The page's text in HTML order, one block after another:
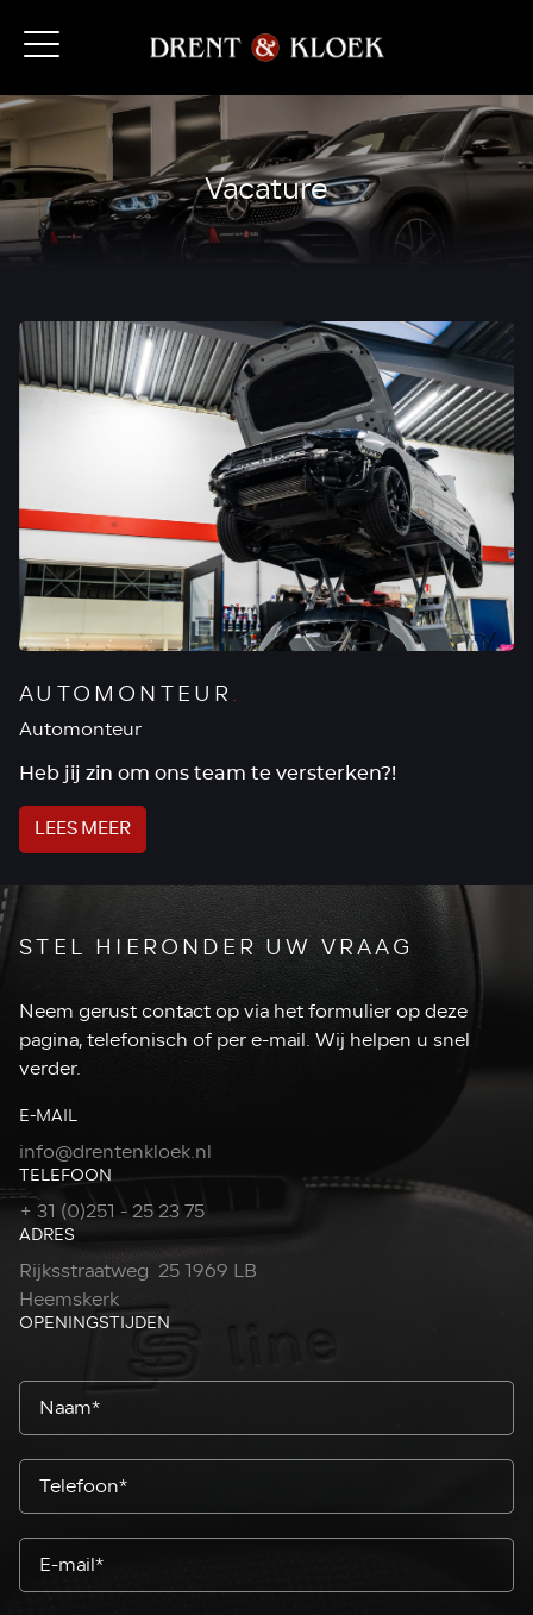
Vacature
AUTOMONTEUR.
Automonteur
Heb jij zin om ons team te versterken?!
LEES MEER
STEL HIERONDER UW VRAAG
Neem gerust contact op via het formulier op deze
pagina, telefonisch of per e-mail. Wij helpen u snel
verder.
E-MAIL
info@drentenkloek.nl
TELEFOON
+ 31 (0)251 - 25 23 75
ADRES
Rijksstraatweg 25 1969 LB
Heemskerk
OPENINGSTIJDEN